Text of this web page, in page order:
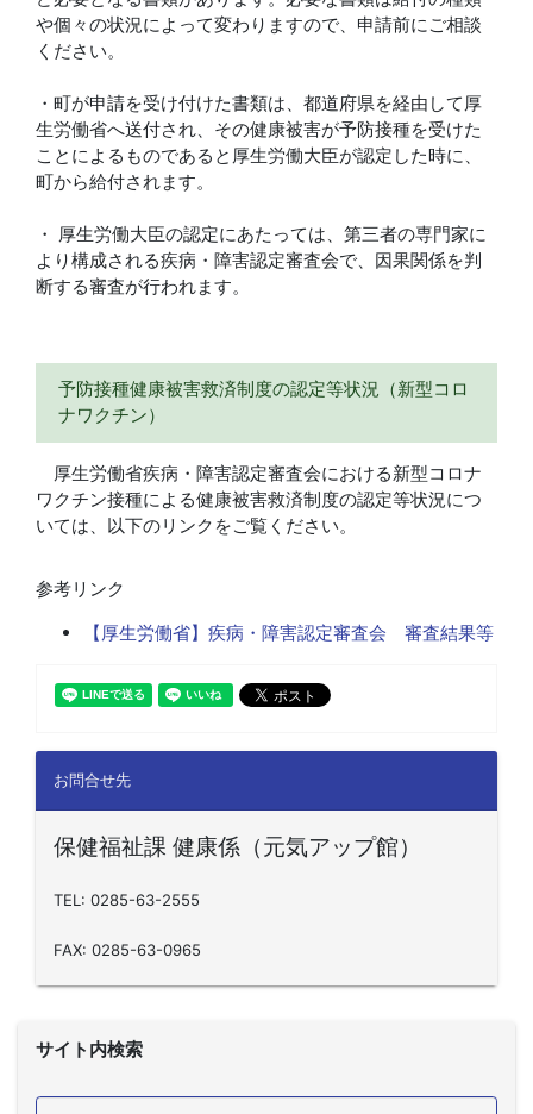
や個々の状況によって変わりますので、申請前にご相談
ください。
・町が申請を受け付けた書類は、都道府県を経由して厚
生労働省へ送付され、その健康被害が予防接種を受けた
ことによるものであると厚生労働大臣が認定した時に、
町から給付されます。
・ 厚生労働大臣の認定にあたっては、第三者の専門家に
より構成される疾病・障害認定審査会で、因果関係を判
断する審査が行われます。
予防接種健康被害救済制度の認定等状況（新型コロ
ナワクチン）
厚生労働省疾病・障害認定審査会における新型コロナ
ワクチン接種による健康被害救済制度の認定等状況につ
いては、以下のリンクをご覧ください。
参考リンク
【厚生労働省】疾病・障害認定審査会 審査結果等
お問合せ先
保健福祉課 健康係（元気アップ館）
TEL: 0285-63-2555
FAX: 0285-63-0965
サイト内検索